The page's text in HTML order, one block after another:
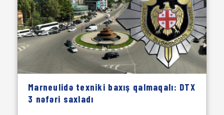
Marneulidə texniki baxış qalmaqalı: DTX
3 nəfəri saxladı